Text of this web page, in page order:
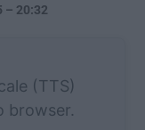
– 20:32
(TTS)
browser.